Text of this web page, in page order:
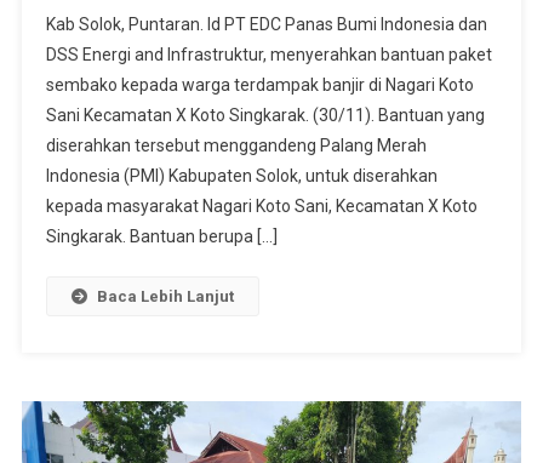
PMI,
PT
EDC
Panas
Serahkan
Kab Solok, Puntaran. Id PT EDC Panas Bumi Indonesia dan
DSS Energi and Infrastruktur, menyerahkan bantuan paket
sembako kepada warga terdampak banjir di Nagari Koto
Sani Kecamatan X Koto Singkarak. (30/11). Bantuan yang
diserahkan tersebut menggandeng Palang Merah
Indonesia (PMI) Kabupaten Solok, untuk diserahkan
kepada masyarakat Nagari Koto Sani, Kecamatan X Koto
Singkarak. Bantuan berupa […]
Baca Lebih Lanjut